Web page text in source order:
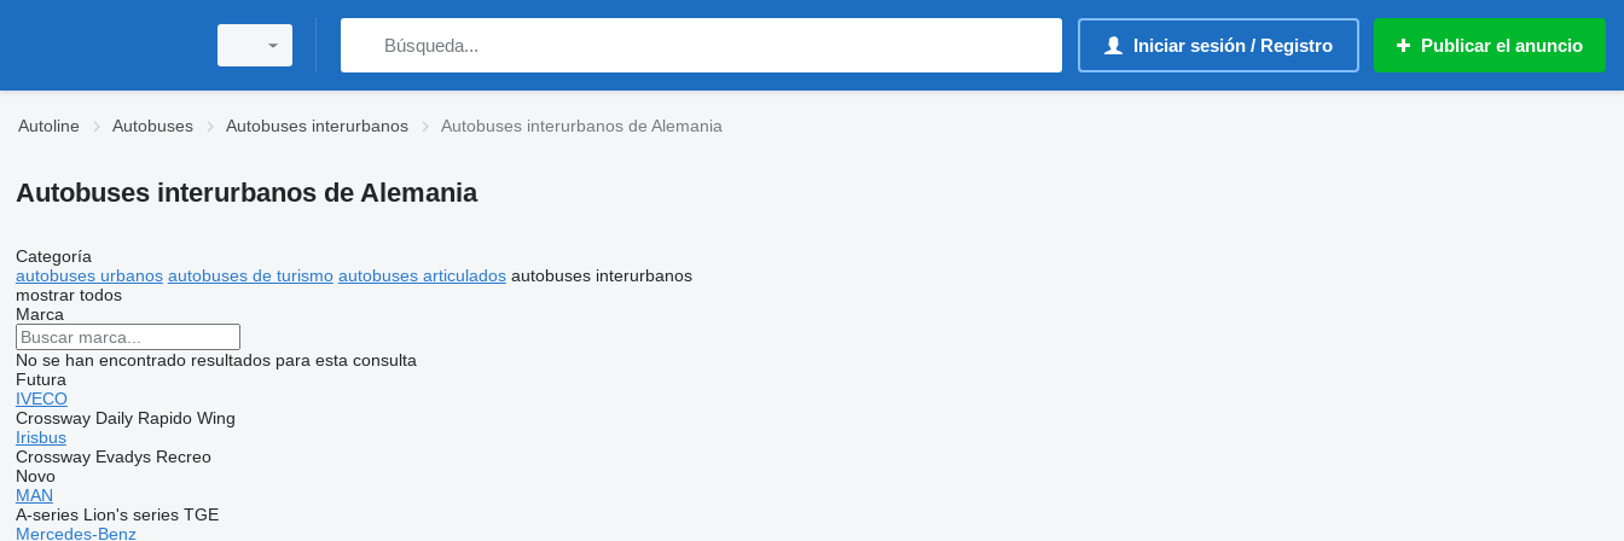
Iniciar sesión / Registro Publicar el anuncio
Autoline Autobuses Autobuses interurbanos Autobuses interurbanos de Alemania
Autobuses interurbanos de Alemania
Categoría
autobuses urbanos autobuses de turismo autobuses articulados autobuses interurbanos
mostrar todos
Marca
No se han encontrado resultados para esta consulta
Futura
IVECO
Crossway Daily Rapido Wing
Irisbus
Crossway Evadys Recreo
Novo
MAN
A-series Lion's series TGE
Mercedes-Benz